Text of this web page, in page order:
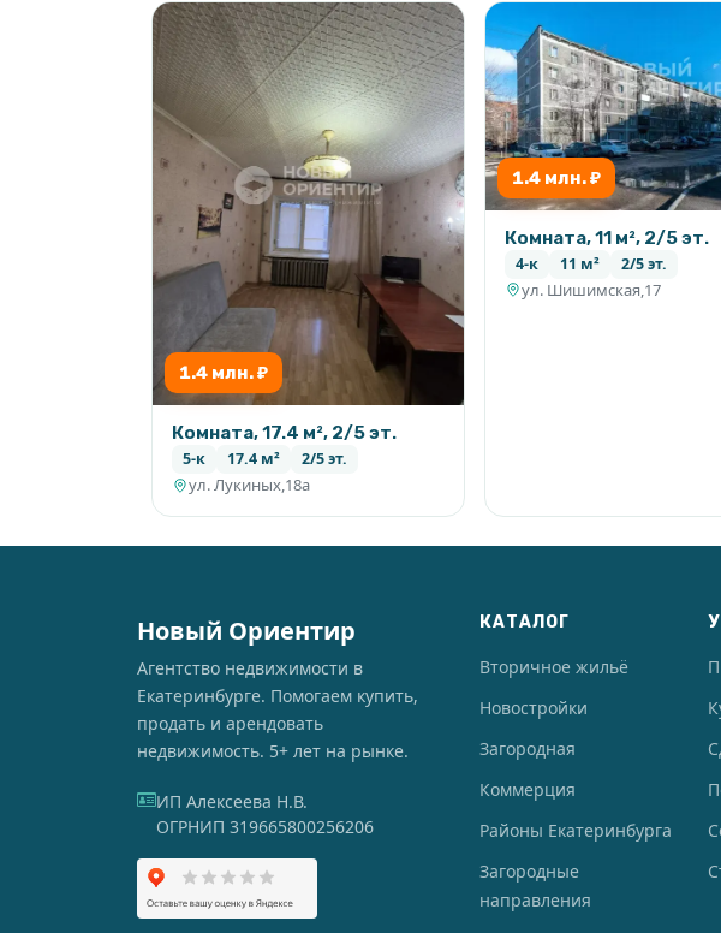
1.4 млн. ₽
Комната, 17.4 м², 2/5 эт.
5-к 17.4 м² 2/5 эт.
ул. Лукиных,18а
1.4 млн. ₽
Комната, 11 м², 2/5 эт.
4-к 11 м² 2/5 эт.
ул. Шишимская,17
Новый Ориентир
Агентство недвижимости в
Екатеринбурге. Помогаем купить,
продать и арендовать
недвижимость. 5+ лет на рынке.
ИП Алексеева Н.В.
ОГРНИП 319665800256206
КАТАЛОГ
Вторичное жильё
Новостройки
Загородная
Коммерция
Районы Екатеринбурга
Загородные
направления